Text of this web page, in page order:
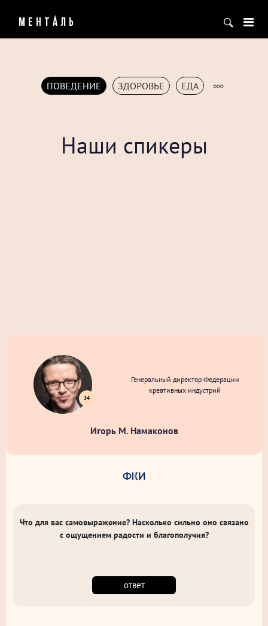
МЕНТÁЛЬ
ПОВЕДЕНИЕ ЗДОРОВЬЕ ЕДА
Наши спикеры
34
Генеральный директор Федерации
креативных индустрий
Игорь М. Намаконов
Что для вас самовыражение? Насколько сильно оно связано
с ощущением радости и благополучия?
ответ